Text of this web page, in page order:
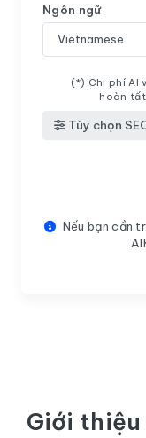
Ngôn ngữ
(*) Chi phí AI
hoàn
Tùy chọn
Nếu bạn cần
Giới